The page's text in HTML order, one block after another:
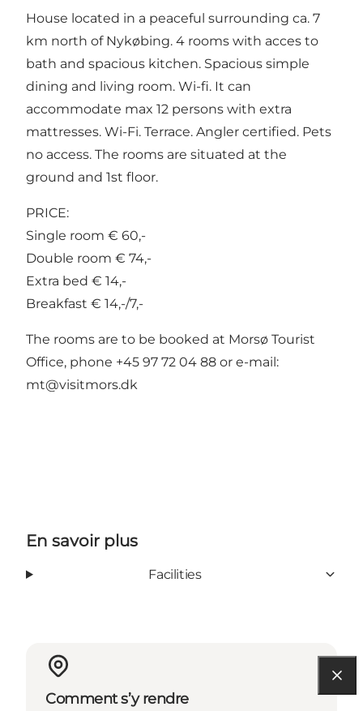
House located in a peaceful surrounding ca. 7
km north of Nykøbing. 4 rooms with acces to
bath and spacious kitchen. Spacious simple
dining and living room. Wi-fi. It can
accommodate max 12 persons with extra
mattresses. Wi-Fi. Terrace. Angler certified. Pets
no access. The rooms are situated at the
ground and 1st floor.
PRICE:
Single room € 60,-
Double room € 74,-
Extra bed € 14,-
Breakfast € 14,-/7,-
The rooms are to be booked at Morsø Tourist
Office, phone +45 97 72 04 88 or e-mail:
mt@visitmors.dk
En savoir plus
Facilities
Comment s’y rendre